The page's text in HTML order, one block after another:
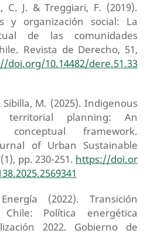
C. J. & Treggiari, F. (2019).
y organización social: La
de las comunidades
Revista de Derecho, 51,
doi.org/10.14482/dere.51.33
M. (2025). Indigenous
territorial planning: An
conceptual framework.
of Urban Sustainable
pp. 230-251. https://doi.or
(2022). Transición
Política energética
2022. Gobierno de